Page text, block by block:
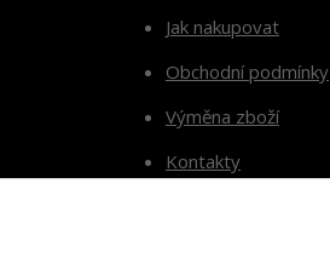
Jak nakupovat
Obchodní podmínky
Výměna zboží
Kontakty